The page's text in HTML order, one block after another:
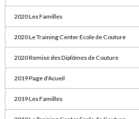
2020 Les Familles
2020 Le Training Center Ecole de Couture
2020 Remise des Diplômes de Couture
2019 Page d'Acueil
2019 Les Familles